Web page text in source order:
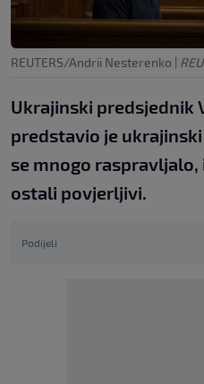
REUTERS/Andrii Nesterenko |
Ukrajinski predsjednik
predstavio je
se mnogo
ostali povjerljivi.
Podijeli